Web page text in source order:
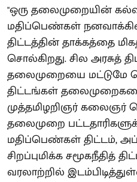
"ஒரு தலைமுறையின்
மதிப்பெண்கள்
திட்டத்தின் தாக்கத்தை
சொல்கிறது. சில அரசுத்
தலைமுறையை மட்டுமே
திட்டங்கள்
முத்தமிழறிஞர் கலைஞர்
தலைமுறை
மதிப்பெண்கள் திட்டம்,
சிறப்புமிக்க சமூகநீதித்
வரலாற்றில்